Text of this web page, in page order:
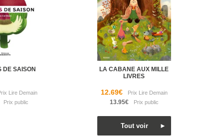
DE SAISON
LA CABANE AUX MILLE
LIVRES
12.69€
13.95€